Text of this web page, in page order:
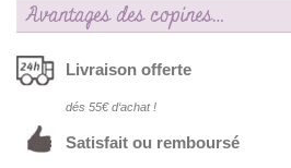
Avantages des copines…
Livraison offerte
dés 55€ d‘achat !
Satisfait ou remboursé